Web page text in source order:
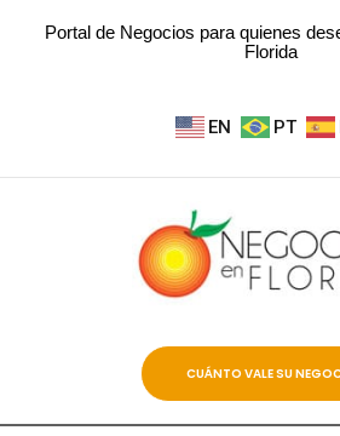
Portal de Negocios para quienes
Florida
EN PT
CUÁNTO VALE SU